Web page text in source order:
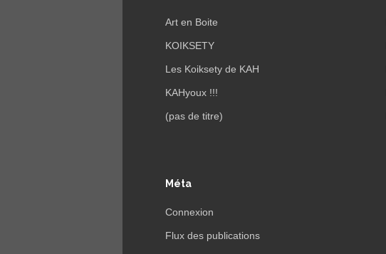
Art en Boite
KOIKSETY
Les Koiksety de KAH
KAHyoux !!!
(pas de titre)
Méta
Connexion
Flux des publications